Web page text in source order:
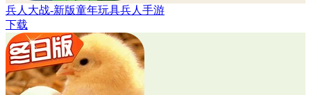
兵人大战-新版童年玩具兵人手游
下载